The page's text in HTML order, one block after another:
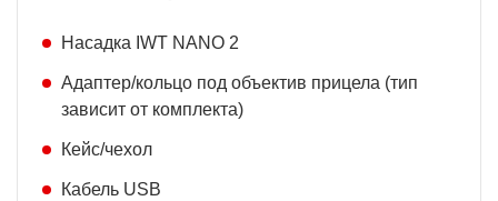
Насадка IWT NANO 2
Адаптер/кольцо под объектив прицела (тип
зависит от комплекта)
Кейс/чехол
Кабель USB